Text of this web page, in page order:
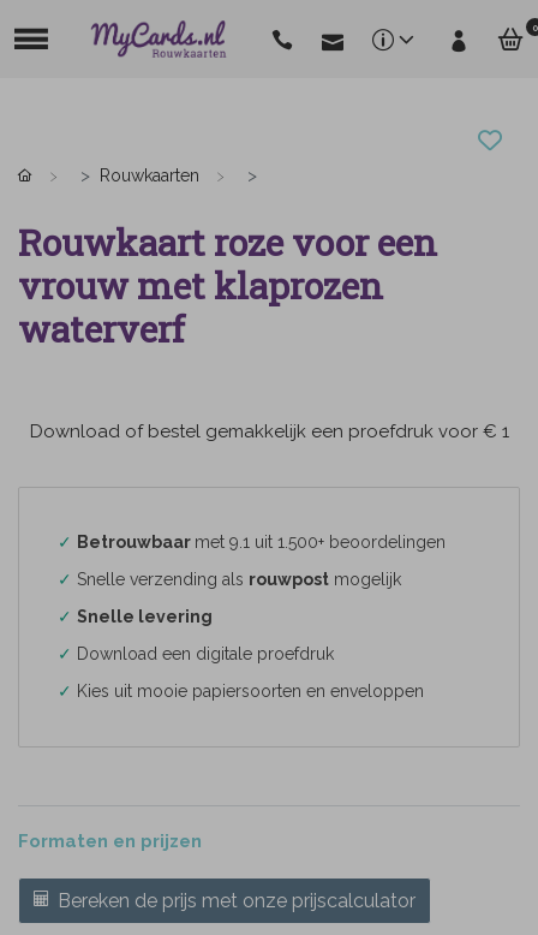
0
Rouwkaarten
Rouwkaart roze voor een
vrouw met klaprozen
waterverf
Download of bestel gemakkelijk een proefdruk voor € 1
✓ Betrouwbaar met 9.1 uit 1.500+ beoordelingen
✓ Snelle verzending als rouwpost mogelijk
✓ Snelle levering
✓ Download een digitale proefdruk
✓ Kies uit mooie papiersoorten en enveloppen
Formaten en prijzen
Bereken de prijs met onze prijscalculator